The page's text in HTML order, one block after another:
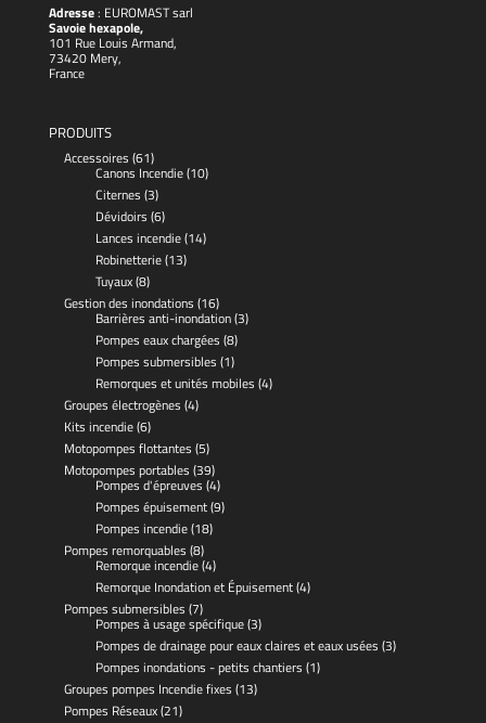
Adresse: EUROMASTsarl
Savoie hexapole,
101 Rue Louis Armand,
73420 Mery,
France
PRODUITS
Accessoires (61)
Canons Incendie(10)
Citernes (3)
Dévidoirs (6)
Lances incendie(14)
Robinetterie(13)
Tuyaux(8)
Gestion des inondations (16)
Barrières anti-inondation(3)
Pompes eaux chargées (8)
Pompes submersibles (1)
Remorques et unités mobiles (4)
Groupes électrogènes (4)
Kits incendie(6)
Motopompes flottantes (5)
Motopompes portables (39)
Pompes d'épreuves (4)
Pompes épuisement(9)
Pompes incendie(18)
Pompes remorquables (8)
Remorque incendie(4)
Remorque Inondation et Épuisement(4)
Pompes submersibles (7)
Pompes à usage spécifique(3)
Pompes de drainage pour eaux claires et eaux usées (3)
Pompes inondations - petits chantiers (1)
Groupes pompes Incendie fixes (13)
Pompes Réseaux(21)